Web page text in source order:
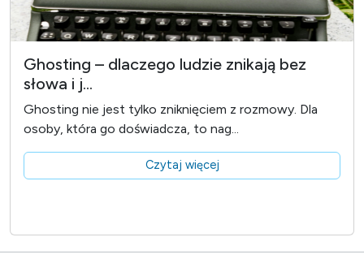
Ghosting – dlaczego ludzie znikają bez
słowa i j...
Ghosting nie jest tylko zniknięciem z rozmowy. Dla
osoby, która go doświadcza, to nag...
Czytaj więcej